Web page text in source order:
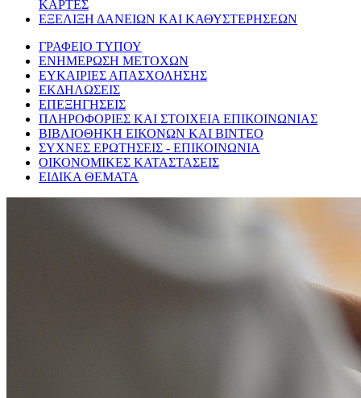
ΚΑΡΤΕΣ
ΕΞΕΛΙΞΗ ΔΑΝΕΙΩΝ ΚΑΙ ΚΑΘΥΣΤΕΡΗΣΕΩΝ
ΓΡΑΦΕΙΟ ΤΥΠΟΥ
ΕΝΗΜΕΡΩΣΗ ΜΕΤΟΧΩΝ
ΕΥΚΑΙΡΙΕΣ ΑΠΑΣΧΟΛΗΣΗΣ
ΕΚΔΗΛΩΣΕΙΣ
ΕΠΕΞΗΓΗΣΕΙΣ
ΠΛΗΡΟΦΟΡΙΕΣ ΚΑΙ ΣΤΟΙΧΕΙΑ ΕΠΙΚΟΙΝΩΝΙΑΣ
ΒΙΒΛΙΟΘΗΚΗ ΕΙΚΟΝΩΝ ΚΑΙ ΒΙΝΤΕΟ
ΣΥΧΝΕΣ ΕΡΩΤΗΣΕΙΣ - ΕΠΙΚΟΙΝΩΝΙΑ
ΟΙΚΟΝΟΜΙΚΕΣ ΚΑΤΑΣΤΑΣΕΙΣ
ΕΙΔΙΚΑ ΘΕΜΑΤΑ